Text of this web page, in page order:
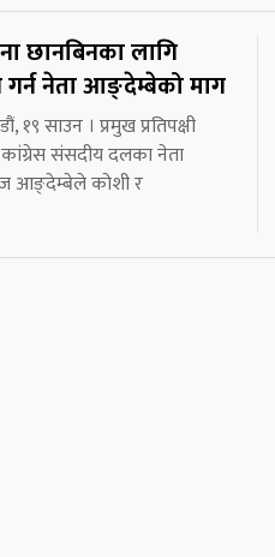
छानबिनका लागि
नेता आङ्देम्बेको माग
१९ साउन । प्रमुख प्रतिपक्षी
संसदीय दलका नेता
आङ्देम्बेले कोशी र